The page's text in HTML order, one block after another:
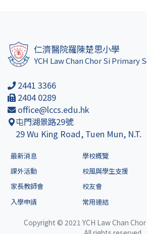
仁濟醫院羅陳楚思小學
YCH Law Chan Chor Si Primary
2441 3366
2404 0289
office@lccs.edu.hk
屯門湖景路29號
29 Wu King Road, Tuen Mun, N.T.
最新消息 學校概覽
課外活動
校風與學生支援
家長教師會
校友會
入學申請
常用連結
Copyright © 2021 YCH Law Chan